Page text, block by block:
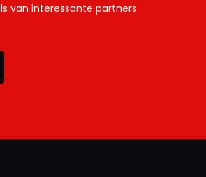
van interessante partners